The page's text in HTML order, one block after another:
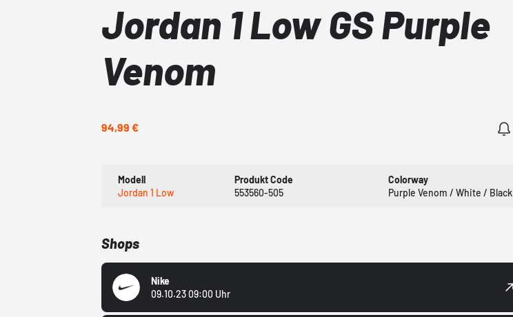
Jordan 1 Low GS Purple
Venom
94,99 €
Modell
Jordan 1 Low
Produkt Code
553560-505
Colorway
Purple Venom / White / Black
Shops
Nike
09.10.23 09:00 Uhr